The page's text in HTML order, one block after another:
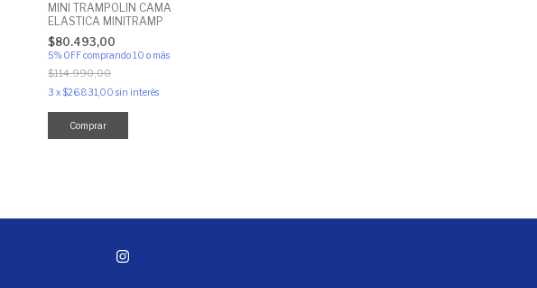
MINI TRAMPOLIN CAMA
ELASTICA MINITRAMP
$80.493,00
5% OFFcomprando 10 o más
$114.990,00
3 x$26.831,00 sin interés
Comprar